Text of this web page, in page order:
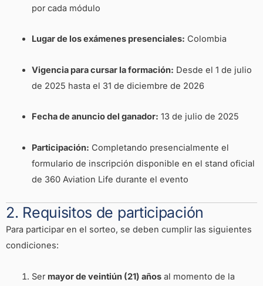
por cada módulo
Lugar de los exámenes presenciales: Colombia
Vigencia para cursar la formación: Desde el 1 de julio
de 2025 hasta el 31 de diciembre de 2026
Fecha de anuncio del ganador: 13 de julio de 2025
Participación: Completando presencialmente el
formulario de inscripción disponible en el stand oficial
de 360 Aviation Life durante el evento
2. Requisitos de participación
Para participar en el sorteo, se deben cumplir las siguientes
condiciones:
Ser mayor de veintiún (21) añosal momento de la